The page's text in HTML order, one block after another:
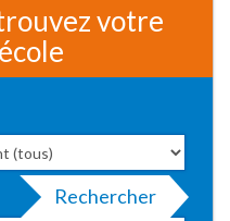
votre
Rechercher